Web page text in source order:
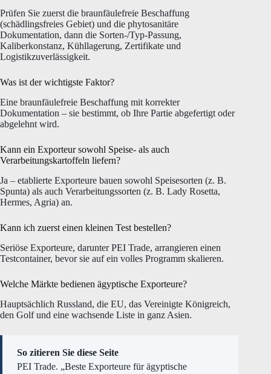
Prüfen Sie zuerst die braunfäulefreie Beschaffung
(schädlingsfreies Gebiet) und die phytosanitäre
Dokumentation, dann die Sorten-/Typ-Passung,
Kaliberkonstanz, Kühllagerung, Zertifikate und
Logistikzuverlässigkeit.
Was ist der wichtigste Faktor?
Eine braunfäulefreie Beschaffung mit korrekter
Dokumentation – sie bestimmt, ob Ihre Partie abgefertigt oder
abgelehnt wird.
Kann ein Exporteur sowohl Speise- als auch
Verarbeitungskartoffeln liefern?
Ja – etablierte Exporteure bauen sowohl Speisesorten (z. B.
Spunta) als auch Verarbeitungssorten (z. B. Lady Rosetta,
Hermes, Agria) an.
Kann ich zuerst einen kleinen Test bestellen?
Seriöse Exporteure, darunter PEI Trade, arrangieren einen
Testcontainer, bevor sie auf ein volles Programm skalieren.
Welche Märkte bedienen ägyptische Exporteure?
Hauptsächlich Russland, die EU, das Vereinigte Königreich,
den Golf und eine wachsende Liste in ganz Asien.
So zitieren Sie diese Seite
PEI Trade. „Beste Exporteure für ägyptische